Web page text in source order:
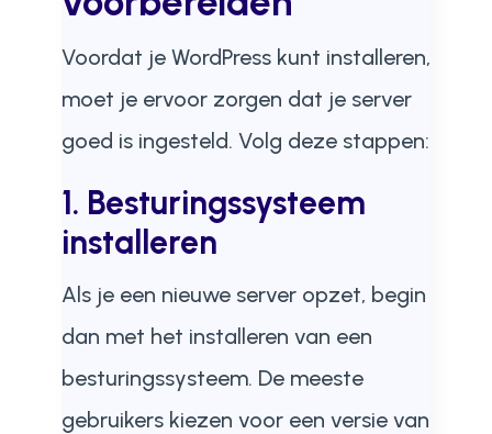
Voordat je WordPress kunt installeren,
moet je ervoor zorgen dat je server
goed is ingesteld. Volg deze stappen:
1. Besturingssysteem
installeren
Als je een nieuwe server opzet, begin
dan met het installeren van een
besturingssysteem. De meeste
gebruikers kiezen voor een versie van